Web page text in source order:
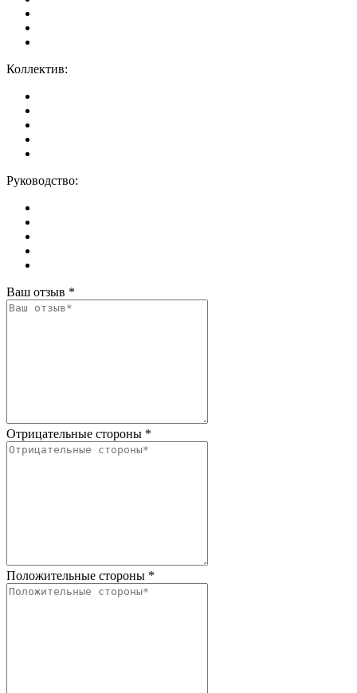
Коллектив:
Руководство:
Ваш отзыв *
Отрицательные стороны *
Положительные стороны *